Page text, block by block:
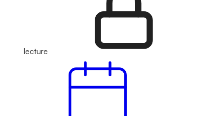
lecture